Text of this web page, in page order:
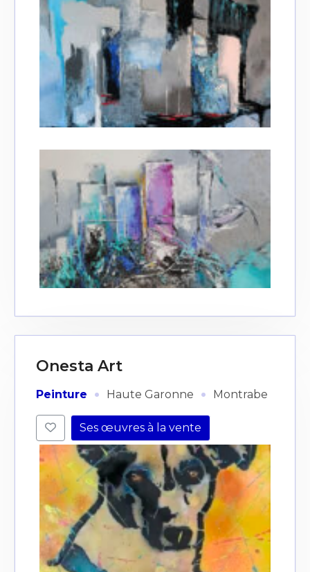
Onesta Art
Peinture · Haute Garonne · Montrabe
Ses œuvres à la vente